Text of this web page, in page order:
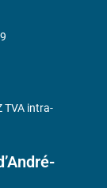
TVA intra-